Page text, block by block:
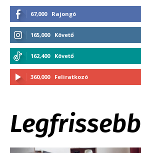
67,000 Rajongó
165,000 Követő
162,400 Követő
360,000 Feliratkozó
Legfrissebb